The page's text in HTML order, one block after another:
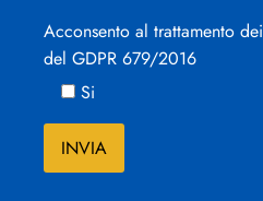
Acconsento al trattamento
del GDPR 679/2016
Si